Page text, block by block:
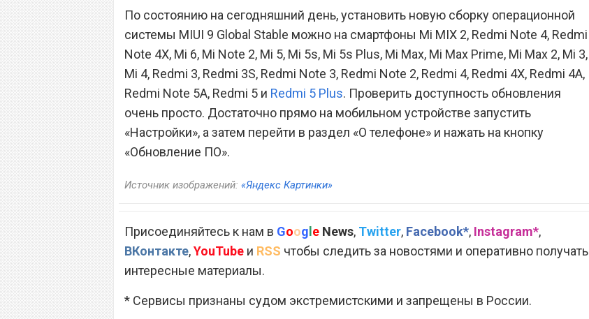
По состоянию на сегодняшний день, установить новую сборку операционной
системы MIUI 9 Global Stable можно на смартфоны Mi MIX 2, Redmi Note 4, Redmi
Note 4X, Mi 6, Mi Note 2, Mi 5, Mi 5s, Mi 5s Plus, Mi Max, Mi Max Prime, Mi Max 2, Mi 3,
Mi 4, Redmi 3, Redmi 3S, Redmi Note 3, Redmi Note 2, Redmi 4, Redmi 4X, Redmi 4A,
Redmi Note 5A, Redmi 5 и Redmi 5 Plus. Проверить доступность обновления
очень просто. Достаточно прямо на мобильном устройстве запустить
«Настройки», а затем перейти в раздел «О телефоне» и нажать на кнопку
«Обновление ПО».
Источник изображений: «Яндекс Картинки»
Присоединяйтесь к нам в Goog e News, Twitter, Facebook*, Instagram*,
ВКонтакте,YouTube и RSS чтобы следить за новостями и оперативно получать
интересные материалы.
* Сервисы признаны судом экстремистскими и запрещены в России.